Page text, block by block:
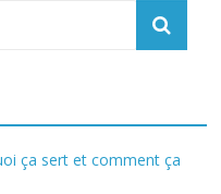
ça sert et comment ça